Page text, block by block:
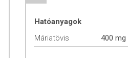
Hatóanyagok
Máriatövis
400 mg